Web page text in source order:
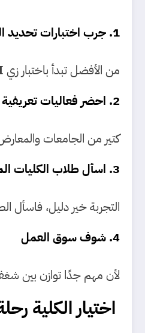
1. جرب اختبارات تحديد الشخصية
من الأفضل تبدأ باختبار زي
2. احضر فعاليات تعريفية بالكليات
كتير من الجامعات
3. اسأل طلاب الكليات المختلفة
التجربة خير دليل، فاسأل
4. شوف سوق العمل
لأن مهم جدًا توازن بين
اختيار الكلية